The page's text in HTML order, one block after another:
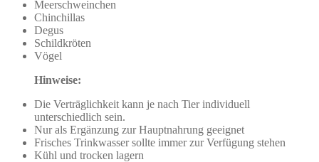
Meerschweinchen
Chinchillas
Degus
Schildkröten
Vögel
Hinweise:
Die Verträglichkeit kann je nach Tier individuell
unterschiedlich sein.
Nur als Ergänzung zur Hauptnahrung geeignet
Frisches Trinkwasser sollte immer zur Verfügung stehen
Kühl und trocken lagern